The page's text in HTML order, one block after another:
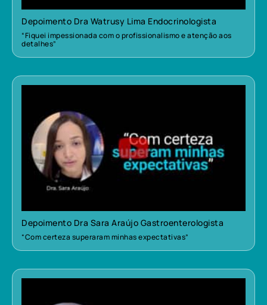
Depoimento Dra Watrusy Lima Endocrinologista
“Fiquei impessionada com o profissionalismo e atenção aos
detalhes”
Depoimento Dra Sara Araújo Gastroenterologista
“Com certeza superaram minhas expectativas”